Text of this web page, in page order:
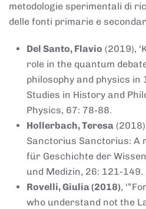
metodologie sperimentali di
delle fonti primarie e
Del Santo, Flavio (2019),
role in the quantum
philosophy and physics in
Studies in History and
Physics, 67: 78-88.
Hollerbach, Teresa
Sanctorius Sanctorius: A
für Geschichte der
und Medizin, 26: 121-149.
Rovelli, Giulia (2018),
who understand not the